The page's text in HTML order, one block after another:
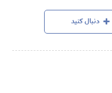
دنبال کنید